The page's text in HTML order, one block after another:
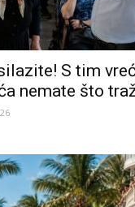
S tim
nemate što